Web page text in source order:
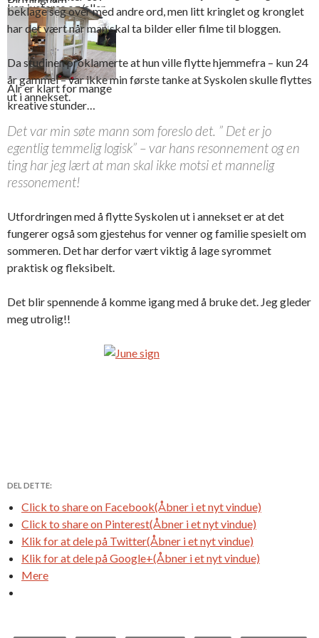
kan justeres og/eller
byttes ut
Alr er klart for mange
kreative stunder…
beklage seg over med andre ord, men litt kringlet og kronglet
har det vært når man skal ta bilder eller filme til bloggen.
Da studinen proklamerte at hun ville flytte hjemmefra – kun 24
år gammel – var ikke min første tanke at Syskolen skulle flyttes
ut i annekset.
Det var min søte mann som foreslo det. ” Det er jo
egentlig temmelig logisk” – var hans resonnement og en
ting har jeg lært at man skal ikke motsi et mannelig
ressonement!
Utfordringen med å flytte Syskolen ut i annekset er at det
fungerer også som gjestehus for venner og familie spesielt om
sommeren. Det har derfor vært viktig å lage syrommet
praktisk og fleksibelt.
Det blir spennende å komme igang med å bruke det. Jeg gleder
meg utrolig!!
DEL DETTE:
Click to share on Facebook(Åbner i et nyt vindue)
Click to share on Pinterest(Åbner i et nyt vindue)
Klik for at dele på Twitter(Åbner i et nyt vindue)
Klik for at dele på Google+(Åbner i et nyt vindue)
Mere